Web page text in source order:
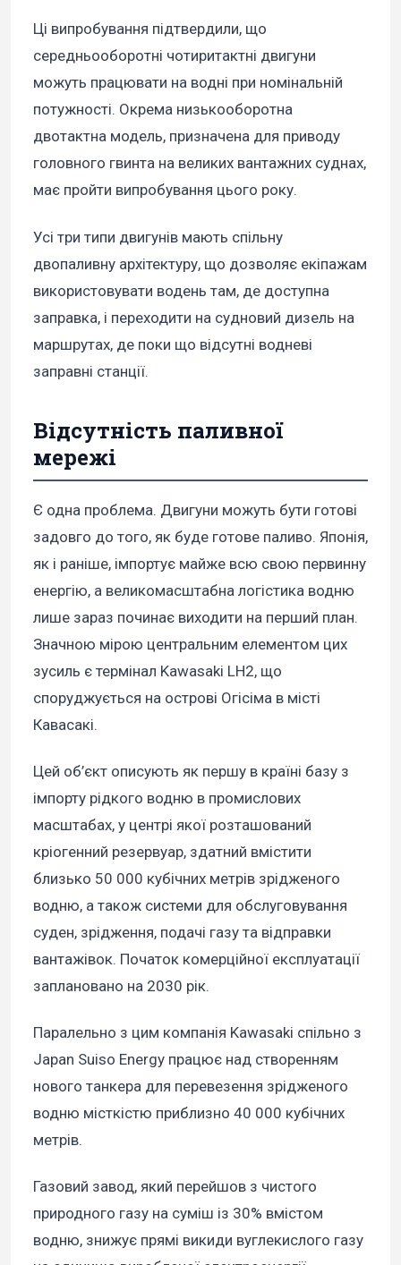
Ці випробування підтвердили, що
середньооборотні чотиритактні двигуни
можуть працювати на водні при номінальній
потужності. Окрема низькооборотна
двотактна модель, призначена для приводу
головного гвинта на великих вантажних суднах,
має пройти випробування цього року.
Усі три типи двигунів мають спільну
двопаливну архітектуру, що дозволяє екіпажам
використовувати водень там, де доступна
заправка, і переходити на судновий дизель на
маршрутах, де поки що відсутні водневі
заправні станції.
Відсутність паливної
мережі
Є одна проблема. Двигуни можуть бути готові
задовго до того, як буде готове паливо. Японія,
як і раніше, імпортує майже всю свою первинну
енергію, а великомасштабна логістика водню
лише зараз починає виходити на перший план.
Значною мірою центральним елементом цих
зусиль є термінал Kawasaki LH2, що
споруджується на острові Огісіма в місті
Кавасакі.
Цей об’єкт описують як першу в країні базу з
імпорту рідкого водню в промислових
масштабах, у центрі якої розташований
кріогенний резервуар, здатний вмістити
близько 50 000 кубічних метрів зрідженого
водню, а також системи для обслуговування
суден, зрідження, подачі газу та відправки
вантажівок. Початок комерційної експлуатації
заплановано на 2030 рік.
Паралельно з цим компанія Kawasaki спільно з
Japan Suiso Energy працює над створенням
нового танкера для перевезення зрідженого
водню місткістю приблизно 40 000 кубічних
метрів.
Газовий завод, який перейшов з чистого
природного газу на суміш із 30% вмістом
водню, знижує прямі викиди вуглекислого газу